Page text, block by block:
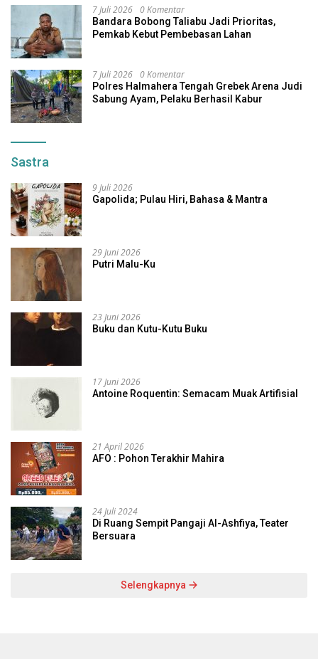
7 Juli 2026 0 Komentar
Bandara Bobong Taliabu Jadi Prioritas,
Pemkab Kebut Pembebasan Lahan
7 Juli 2026 0 Komentar
Polres Halmahera Tengah Grebek Arena Judi
Sabung Ayam, Pelaku Berhasil Kabur
Sastra
9 Juli 2026
Gapolida; Pulau Hiri, Bahasa & Mantra
29 Juni 2026
Putri Malu-Ku
23 Juni 2026
Buku dan Kutu-Kutu Buku
17 Juni 2026
Antoine Roquentin: Semacam Muak Artifisial
21 April 2026
AFO : Pohon Terakhir Mahira
24 Juli 2024
Di Ruang Sempit Pangaji Al-Ashfiya, Teater
Bersuara
Selengkapnya